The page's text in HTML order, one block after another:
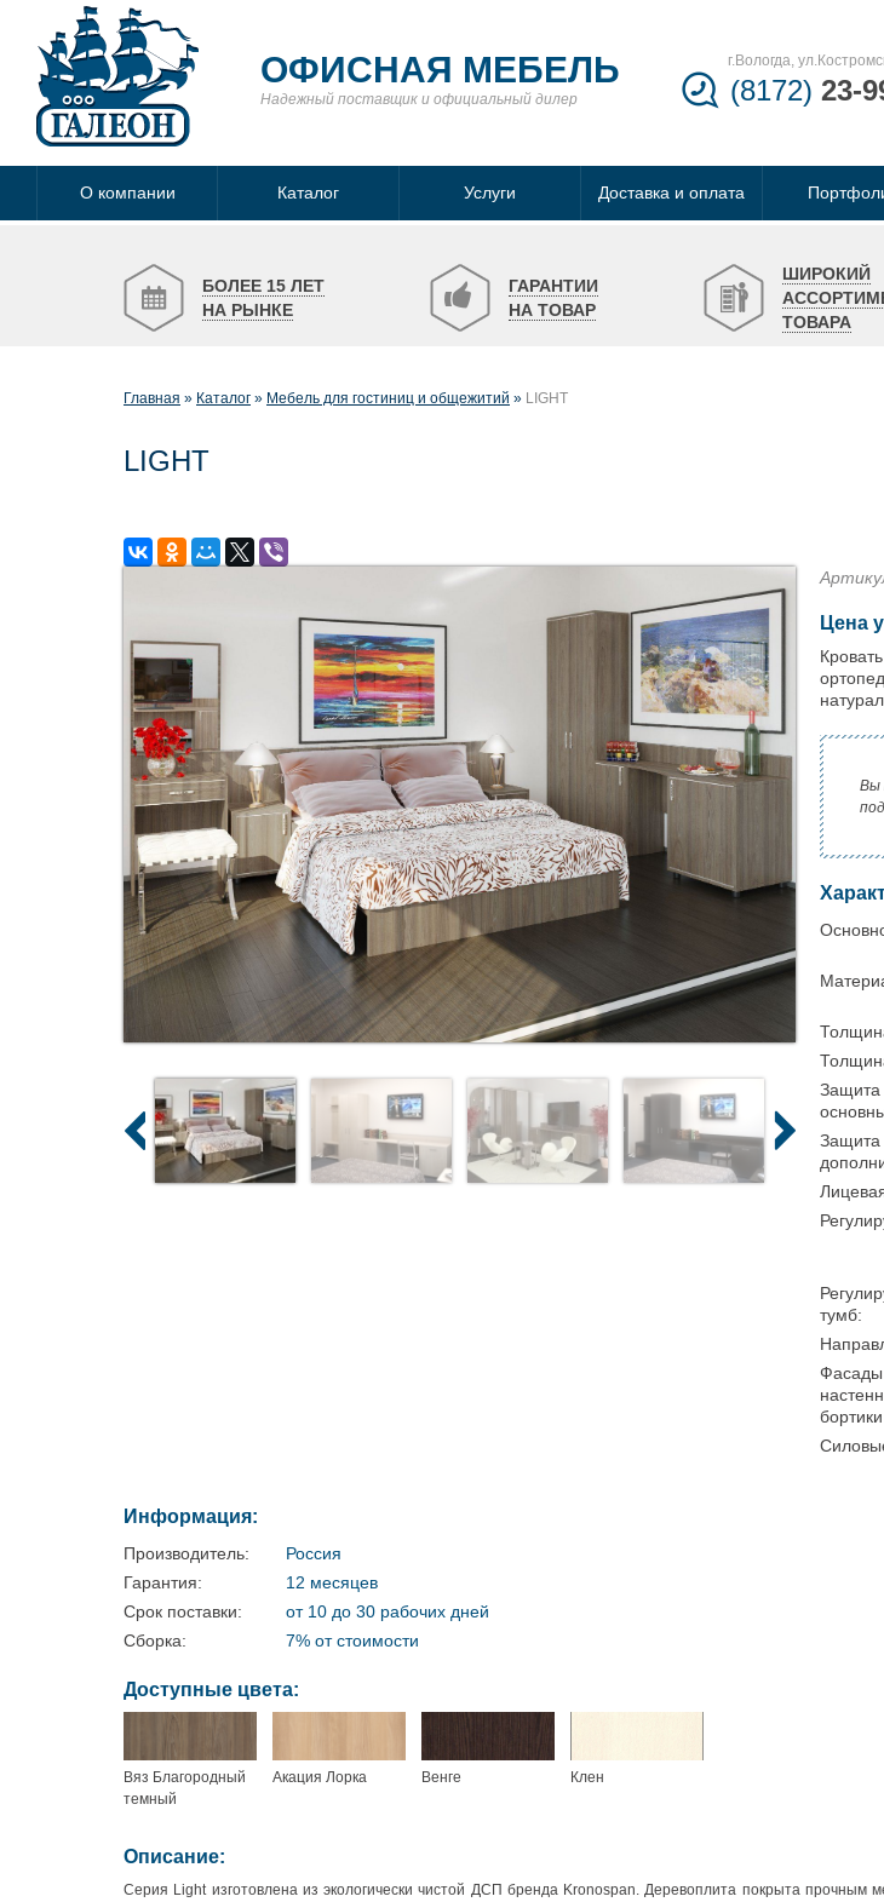
ОФИСНАЯ МЕБЕЛЬ
Надежный поставщик и официальный дилер
г.Вологда,
(8172) 23-
О компании Каталог Услуги Доставка и оплата
БОЛЕЕ 15 ЛЕТ
НА РЫНКЕ
ГАРАНТИИ
НА ТОВАР
ШИРОКИЙ
ТОВАРА
Главная Каталог Мебель для гостиниц и общежитий LIGHT
LIGHT
Цена
Вы
Защита
Защита
тумб:
Фасады
Информация:
Производитель:
Россия
Гарантия:
12 месяцев
Срок поставки:
от 10 до 30 рабочих дней
Сборка:
7% от стоимости
Доступные цвета:
Вяз Благородный
темный
Акация Лорка Венге Клен
Описание:
Серия Light изготовлена из экологически чистой ДСП бренда Kronospan. Деревоплита покрыта